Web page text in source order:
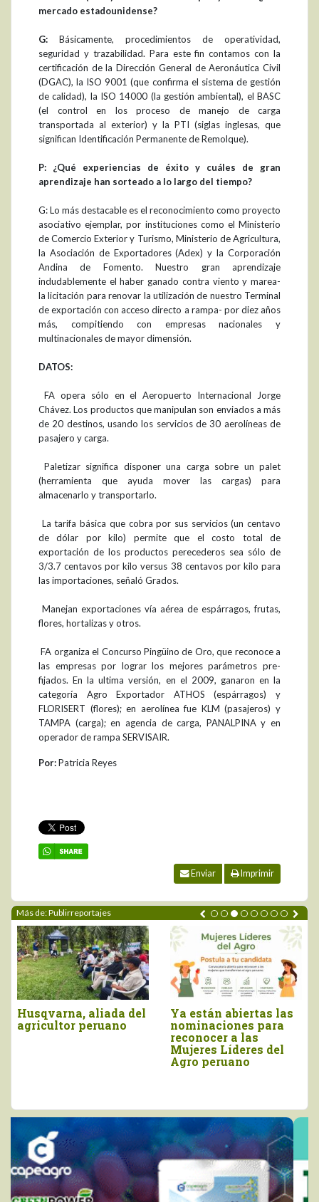
mercado estadounidense?
G: Básicamente, procedimientos de operatividad,
seguridad y trazabilidad. Para este fin contamos con la
certificación de la Dirección General de Aeronáutica Civil
(DGAC), la ISO 9001 (que confirma el sistema de gestión
de calidad), la ISO 14000 (la gestión ambiental), el BASC
(el control en los proceso de manejo de carga
transportada al exterior) y la PTI (siglas inglesas, que
significan Identificación Permanente de Remolque).
P: ¿Qué experiencias de éxito y cuáles de gran
aprendizaje han sorteado a lo largo del tiempo?
G: Lo más destacable es el reconocimiento como proyecto
asociativo ejemplar, por instituciones como el Ministerio
de Comercio Exterior y Turismo, Ministerio de Agricultura,
la Asociación de Exportadores (Adex) y la Corporación
Andina de Fomento. Nuestro gran aprendizaje
indudablemente el haber ganado contra viento y marea-
la licitación para renovar la utilización de nuestro Terminal
de exportación con acceso directo a rampa- por diez años
más, compitiendo con empresas nacionales y
multinacionales de mayor dimensión.
DATOS:
 FA opera sólo en el Aeropuerto Internacional Jorge
Chávez. Los productos que manipulan son enviados a más
de 20 destinos, usando los servicios de 30 aerolíneas de
pasajero y carga.
 Paletizar significa disponer una carga sobre un palet
(herramienta que ayuda mover las cargas) para
almacenarlo y transportarlo.
 La tarifa básica que cobra por sus servicios (un centavo
de dólar por kilo) permite que el costo total de
exportación de los productos perecederos sea sólo de
3/3.7 centavos por kilo versus 38 centavos por kilo para
las importaciones, señaló Grados.
 Manejan exportaciones vía aérea de espárragos, frutas,
flores, hortalizas y otros.
 FA organiza el Concurso Pingüino de Oro, que reconoce a
las empresas por lograr los mejores parámetros pre-
fijados. En la ultima versión, en el 2009, ganaron en la
categoría Agro Exportador ATHOS (espárragos) y
FLORISERT (flores); en aerolínea fue KLM (pasajeros) y
TAMPA (carga); en agencia de carga, PANALPINA y en
operador de rampa SERVISAIR.
Por:Patricia Reyes
Enviar Imprimir
Más de: Publirreportajes
AGROFEST es el
movimiento que
impulsa una visión de
Crece interés de
empresas por
participar en “Mujeres
Líderes del Agro”